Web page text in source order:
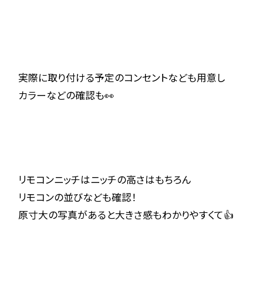
実際に取り付ける予定のコンセントなども用意し
カラーなどの確認も👀
リモコンニッチはニッチの高さはもちろん
リモコンの並びなども確認！
原寸大の写真があると大きさ感もわかりやすくて👍